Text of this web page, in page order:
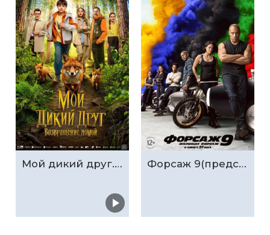
Мой дикий друг. Возвращение домой Форсаж 9(предс.обсл. & Три добрых дела)